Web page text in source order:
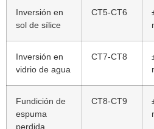
Inversión en
sol de sílice
CT5-CT6
Inversión en
vidrio de agua
CT7-CT8
Fundición de
espuma
perdida
CT8-CT9